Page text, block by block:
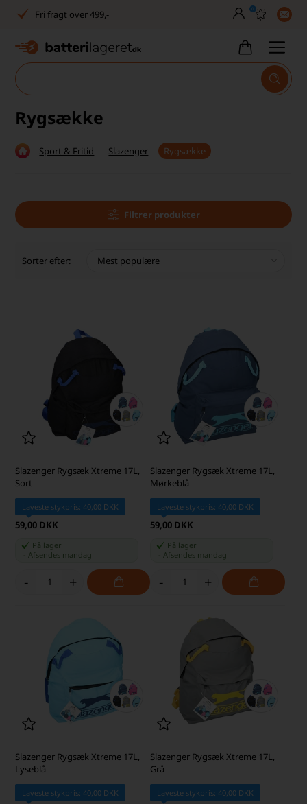
Fri fragt over 499,-
Dansk lager
Dag-til-dag levering
0
Rygsække
Sport & Fritid Slazenger Rygsække
Filtrer produkter
Sorter efter:
Slazenger Rygsæk Xtreme 17L,
Sort
Laveste stykpris: 40,00 DKK
59,00 DKK
På lager
Afsendes mandag
- +
Slazenger Rygsæk Xtreme 17L,
Mørkeblå
Laveste stykpris: 40,00 DKK
59,00 DKK
På lager
Afsendes mandag
- +
Slazenger Rygsæk Xtreme 17L,
Lyseblå
Laveste stykpris: 40,00 DKK
Slazenger Rygsæk Xtreme 17L,
Grå
Laveste stykpris: 40,00 DKK